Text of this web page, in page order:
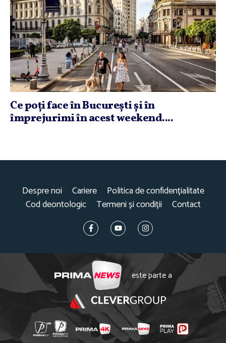
Ce poţi face în Bucureşti şi în
împrejurimi în acest weekend....
Despre noi Cariere
Politica de confidențialitate
Cod deontologic
Termeni și condiții Contact
este parte a